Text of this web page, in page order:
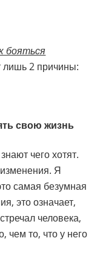
бояться
2 причины:
свою жизнь
чего хотят.
Я
самая безумная
это означает,
человека,
чем то, что у него